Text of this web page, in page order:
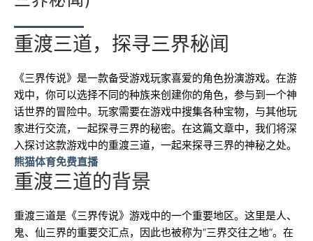
重渡三道，探寻三界秘闻
《三界传说》是一款备受游戏玩家喜爱的角色扮演游戏。在游
戏中，你可以选择不同的种族来创建你的角色，参与到一个神
话世界的冒险中。玩家需要在游戏中搜集各种宝物，与其他玩
家进行交流，一起探寻三界的秘密。在这篇文章中，我们将深
入探讨这款游戏中的重渡三道，一起来探寻三界的神秘之处。
熊猫体育免费直播
重渡三道的背景
重渡三道是《三界传说》游戏中的一个重要地区。这里是人、
鬼、仙三界的重要交汇点，因此也被称为“三界交往之地”。在